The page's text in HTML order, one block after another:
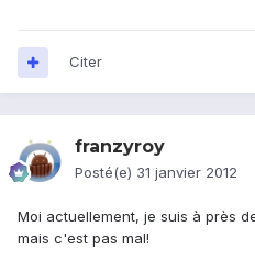
Citer
franzyroy
Posté(e) 31 janvier 2012
Moi actuellement, je suis à près
mais c'est pas mal!